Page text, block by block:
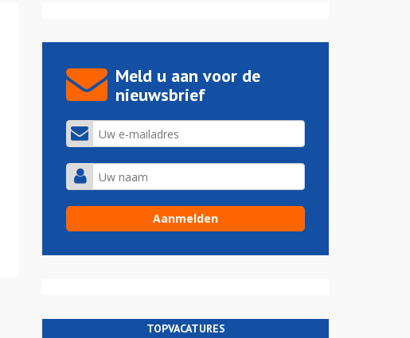
Meld u aan voor de
nieuwsbrief
TOPVACATURES